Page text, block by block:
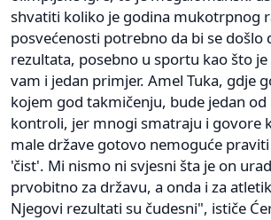
shvatiti koliko je godina mukotrpnog
posvećenosti potrebno da bi se došlo
rezultata, posebno u sportu kao što
vam i jedan primjer. Amel Tuka, gdje
kojem god takmičenju, bude jedan
kontroli, jer mnogi smatraju i govore
male države gotovo nemoguće
'čist'. Mi nismo ni svjesni šta je on
prvobitno za državu, a onda i za
Njegovi rezultati su čudesni", ističe